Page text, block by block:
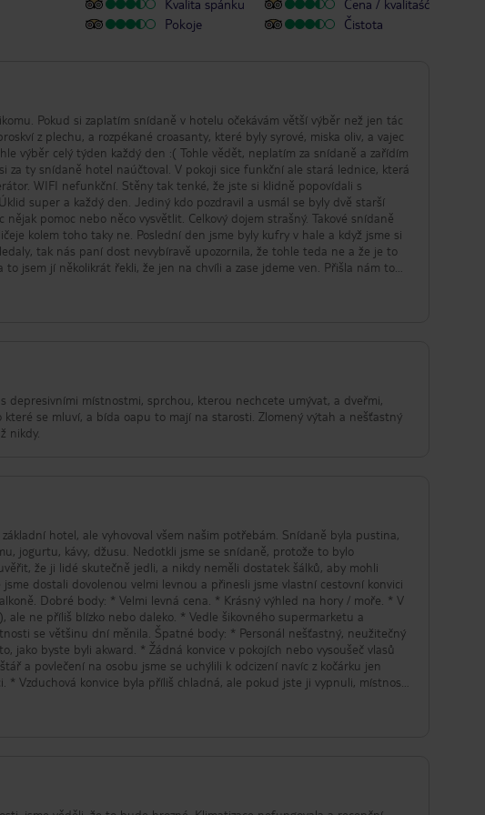
Kvalita spánku
Pokoje
Cena / kvalitaść
Čistota
Pokud si zaplatím snídaně v hotelu očekávám větší výběr než jen tác
z plechu, a rozpékané croasanty, které byly syrové, miska oliv, a vajec
výběr celý týden každý den :( Tohle vědět, neplatím za snídaně a zařídím
za ty snídaně hotel naúčtoval. V pokoji sice funkční ale stará lednice, která
WIFI nefunkční. Stěny tak tenké, že jste si klidně popovídali s
super a každý den. Jediný kdo pozdravil a usmál se byly dvě starší
nějak pomoc nebo něco vysvětlit. Celkový dojem strašný. Takové snídaně
kolem toho taky ne. Poslední den jsme byly kufry v hale a když jsme si
tak nás paní dost nevybíravě upozornila, že tohle teda ne a že je to
jsem jí několikrát řekli, že jen na chvíli a zase jdeme ven. Přišla nám to
celý den. No prostě katastrofa a divím se
depresivními místnostmi, sprchou, kterou nechcete umývat, a dveřmi,
které se mluví, a bída oapu to mají na starosti. Zlomený výtah a nešťastný
nikdy.
hotel, ale vyhovoval všem našim potřebám. Snídaně byla pustina,
jogurtu, kávy, džusu. Nedotkli jsme se snídaně, protože to bylo
že ji lidé skutečně jedli, a nikdy neměli dostatek šálků, aby mohli
dostali dovolenou velmi levnou a přinesli jsme vlastní cestovní konvici
Dobré body: * Velmi levná cena. * Krásný výhled na hory / moře. * V
ale ne příliš blízko nebo daleko. * Vedle šikovného supermarketu a
se většinu dní měnila. Špatné body: * Personál nešťastný, neužitečný
jako byste byli akward. * Žádná konvice v pokojích nebo vysoušeč vlasů
a povlečení na osobu jsme se uchýlili k odcizení navíc z kočárku jen
* Vzduchová konvice byla příliš chladná, ale pokud jste ji vypnuli, místnost
vůbec nespali dobře. * Lůžka jsou velmi nízká až na podlahu, ti, kteří
potýkat. * Balkon je malý. * Snídaně hrůzná se neobtěžují ani vstávat